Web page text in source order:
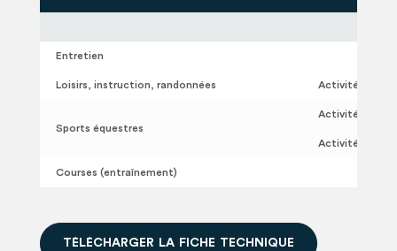
Entretien
Loisirs, instruction, randonnées Activité
Sports équestres
Activité
Activité
Courses (entraînement)
T É LÉCHARG E R LA FI CH E T ECH N QU E